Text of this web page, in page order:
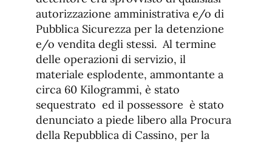
autorizzazione amministrativa e/o di
Pubblica Sicurezza per la detenzione
e/o vendita degli stessi. Al termine
delle operazioni di servizio, il
materiale esplodente, ammontante a
circa 60 Kilogrammi, è stato
sequestrato ed il possessore è stato
denunciato a piede libero alla Procura
della Repubblica di Cassino, per la